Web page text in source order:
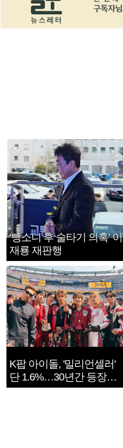
‘뺑소니 후 술타기 의혹’ 이
재룡 재판행
K팝 아이돌, '밀리언셀러'
단 1.6%…30년간 등장
1182개팀 전수조사